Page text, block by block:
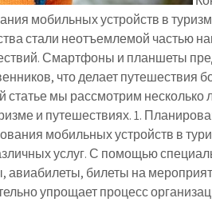
мобильных устройств в
стали неотъемлемой частью
Смартфоны и планшеты
что делает путешествия
мы рассмотрим несколько
и путешествиях. 1.
мобильных устройств в
услуг. С помощью
авиабилеты, билеты на
упрощает процесс